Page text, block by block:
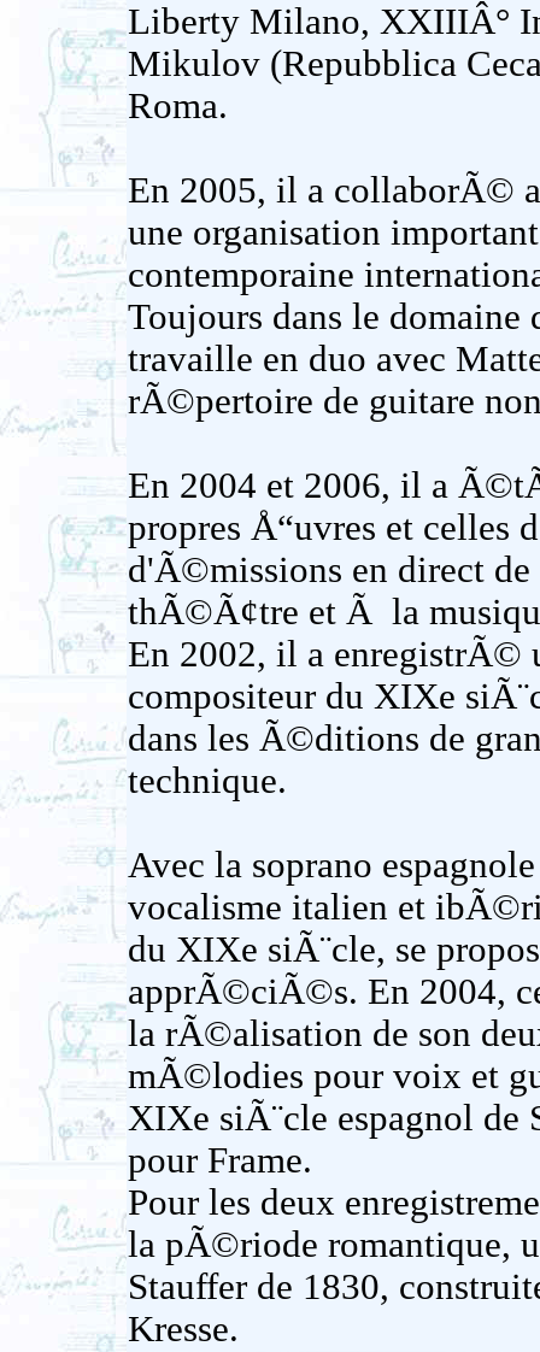
Liberty Milano, XXIIIÂ°
Mikulov (Repubblica
Roma.
En 2005, il a collaborÃ©
une organisation
contemporaine
Toujours dans le domaine
travaille en duo avec
rÃ©pertoire de guitare
En 2004 et 2006, il a
propres Å“uvres et celles
d'Ã©missions en direct
thÃ©Ã¢tre et Ã la
En 2002, il a enregistrÃ©
compositeur du XIXe
dans les Ã©ditions de
technique.
Avec la soprano
vocalisme italien et
du XIXe siÃ¨cle, se
apprÃ©ciÃ©s. En 2004,
la rÃ©alisation de son
mÃ©lodies pour voix et
XIXe siÃ¨cle espagnol
pour Frame.
Pour les deux
la pÃ©riode romantique,
Stauffer de 1830,
Kresse.